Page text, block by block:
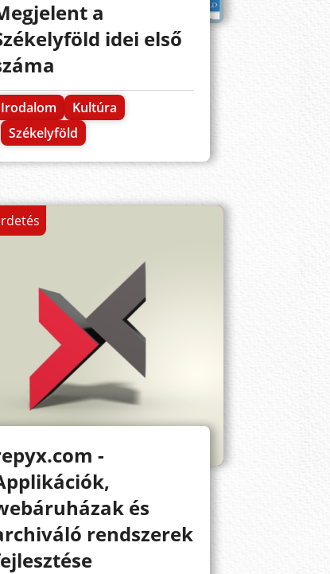
a
idei első
Irodalom
Kultúra
Székelyföld
-
és
rendszerek